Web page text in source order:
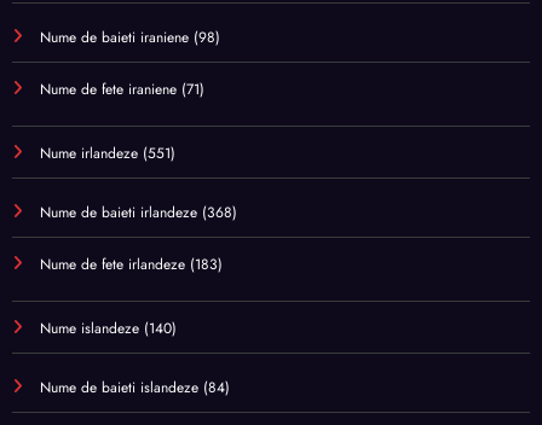
Nume de baieti iraniene (98)
Nume de fete iraniene (71)
Nume irlandeze (551)
Nume de baieti irlandeze (368)
Nume de fete irlandeze (183)
Nume islandeze (140)
Nume de baieti islandeze (84)